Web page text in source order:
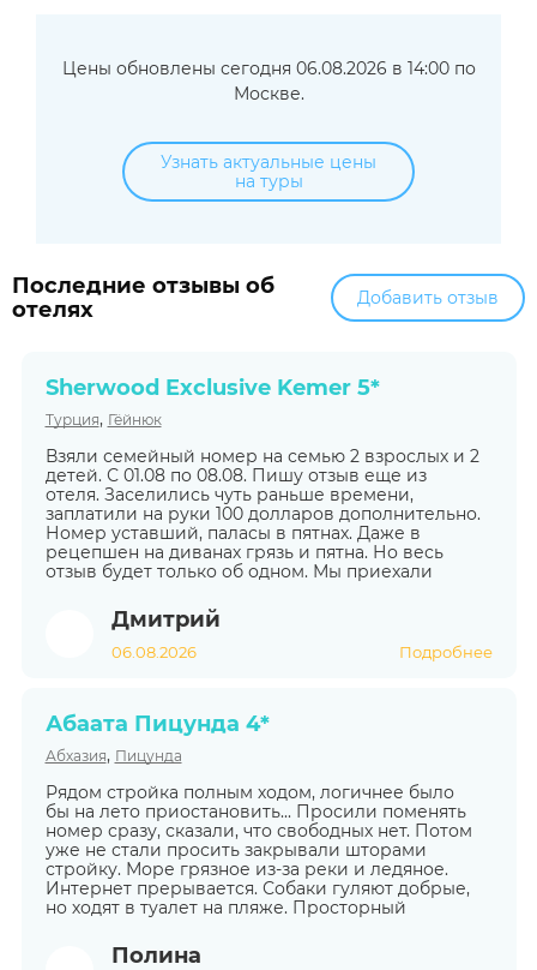
Цены обновлены сегодня 06.08.2026 в 14:00 по
Москве.
Узнать актуальные цены
на туры
Последние отзывы об
отелях
Добавить отзыв
Sherwood Exclusive Kemer 5*
Турция, Гёйнюк
Взяли семейный номер на семью 2 взрослых и 2
детей. С 01.08 по 08.08. Пишу отзыв еще из
отеля. Заселились чуть раньше времени,
заплатили на руки 100 долларов дополнительно.
Номер уставший, паласы в пятнах. Даже в
рецепшен на диванах грязь и пятна. Но весь
отзыв будет только об одном. Мы приехали
Дмитрий
06.08.2026 Подробнее
Абаата Пицунда 4*
Абхазия, Пицунда
Рядом стройка полным ходом, логичнее было
бы на лето приостановить... Просили поменять
номер сразу, сказали, что свободных нет. Потом
уже не стали просить закрывали шторами
стройку. Море грязное из-за реки и ледяное.
Интернет прерывается. Собаки гуляют добрые,
но ходят в туалет на пляже. Просторный
Полина